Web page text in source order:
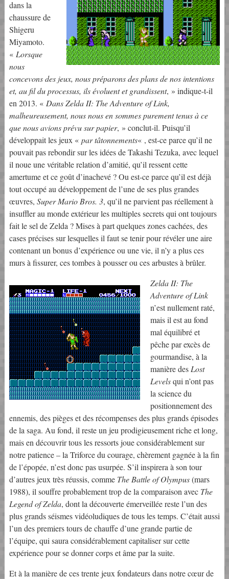
dans la
chaussure de
Shigeru
Miyamoto.
« Lorsque
nous
concevons des jeux, nous préparons des plans de nos intentions
et, au fil du processus, ils évoluent et grandissent, » indique-t-il
en 2013. « Dans Zelda II: The Adventure of Link,
malheureusement, nous nous en sommes purement tenus à ce
que nous avions prévu sur papier, » conclut-il. Puisqu’il
développait les jeux « par tâtonnements« , est-ce parce qu’il ne
pouvait pas rebondir sur les idées de Takashi Tezuka, avec lequel
il noue une véritable relation d’amitié, qu’il ressent cette
amertume et ce goût d’inachevé ? Ou est-ce parce qu’il est déjà
tout occupé au développement de l’une de ses plus grandes
œuvres, Super Mario Bros. 3, qu’il ne parvient pas réellement à
insuffler au monde extérieur les multiples secrets qui ont toujours
fait le sel de Zelda ? Mises à part quelques zones cachées, des
cases précises sur lesquelles il faut se tenir pour révéler une aire
contenant un bonus d’expérience ou une vie, il n’y a plus ces
murs à fissurer, ces tombes à pousser ou ces arbustes à brûler.
Zelda II: The
Adventure of Link
n’est nullement raté,
mais il est au fond
mal équilibré et
pêche par excès de
gourmandise, à la
manière des Lost
Levelsqui n’ont pas
la science du
positionnement des
ennemis, des pièges et des récompenses des plus grands épisodes
de la saga. Au fond, il reste un jeu prodigieusement riche et long,
mais en découvrir tous les ressorts joue considérablement sur
notre patience – la Triforce du courage, chèrement gagnée à la fin
de l’épopée, n’est donc pas usurpée. S’il inspirera à son tour
d’autres jeux très réussis, comme The Battle of Olympus(mars
1988), il souffre probablement trop de la comparaison avec The
Legend of Zelda, dont la découverte émerveillée reste l’un des
plus grands séismes vidéoludiques de tous les temps. C’était aussi
l’un des premiers tours de chauffe d’une grande partie de
l’équipe, qui saura considérablement capitaliser sur cette
expérience pour se donner corps et âme par la suite.
Et à la manière de ces trente jeux fondateurs dans notre cœur de